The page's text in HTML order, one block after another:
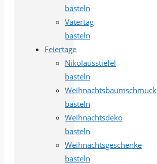
basteln
Vatertag
basteln
Feiertage
Nikolausstiefel
basteln
Weihnachtsbaumschmuck
basteln
Weihnachtsdeko
basteln
Weihnachtsgeschenke
basteln